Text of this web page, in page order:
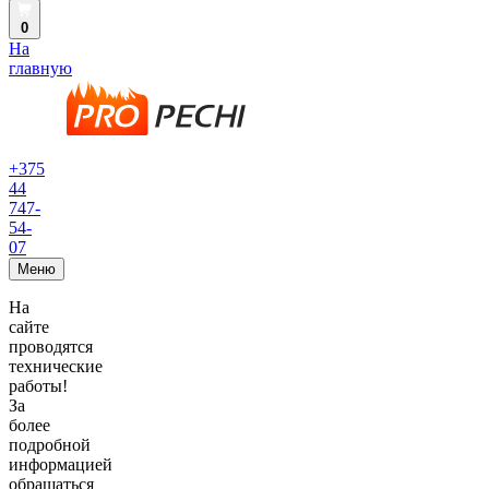
0
На
главную
+375
44
747-
54-
07
Меню
На
сайте
проводятся
технические
работы!
За
более
подробной
информацией
обращаться